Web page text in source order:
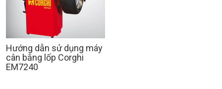
Hướng dẫn sử dụng máy
cân bằng lốp Corghi
EM7240